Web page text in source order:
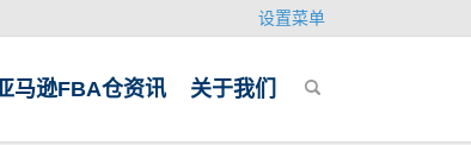
设置菜单
马逊FBA仓资讯 关于我们